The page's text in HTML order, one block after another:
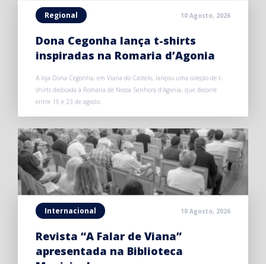
Regional 10 Agosto, 2026
Dona Cegonha lança t-shirts
inspiradas na Romaria d’Agonia
A loja Dona Cegonha, em Viana do Castelo, lançou uma coleção de t-
shirts dedicada à Romaria de Nossa Senhora d’Agonia, que decorre
entre 15 e 23 de agosto.
Internacional 10 Agosto, 2026
Revista “A Falar de Viana”
apresentada na Biblioteca